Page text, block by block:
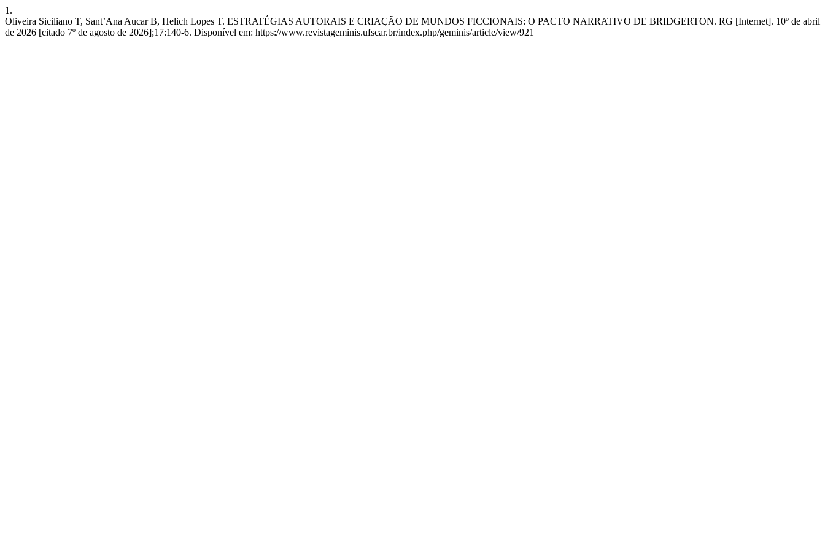
1.
Oliveira Siciliano T, Sant’Ana Aucar B, Helich Lopes T. ESTRATÉGIAS AUTORAIS E CRIAÇÃO DE MUNDOS FICCIONAIS: O PACTO NARRATIVO DE BRIDGERTON. RG [Internet]. 10º de abril
de 2026 [citado 7º de agosto de 2026];17:140-6. Disponível em: https://www.revistageminis.ufscar.br/index.php/geminis/article/view/921